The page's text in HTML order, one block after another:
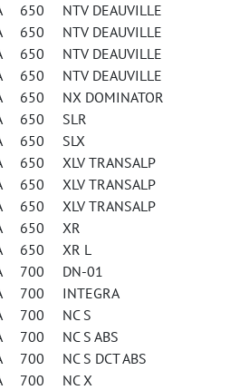
650 NTV DEAUVILLE
650 NTV DEAUVILLE
650 NTV DEAUVILLE
650 NTV DEAUVILLE
650 NX DOMINATOR
650 SLR
650 SLX
650 XLV TRANSALP
650 XLV TRANSALP
650 XLV TRANSALP
650 XR
650 XR L
700 DN-01
700 INTEGRA
700 NC S
700 NC S ABS
700 NC S DCT ABS
700 NC X